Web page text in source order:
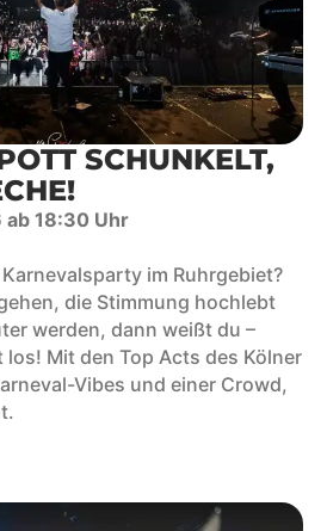
SCHUNKELT,
ab 18:30 Uhr
im Ruhrgebiet?
die Stimmung hochlebt
werden, dann weißt du –
los! Mit den Top Acts des Kölner
Vibes und einer Crowd,